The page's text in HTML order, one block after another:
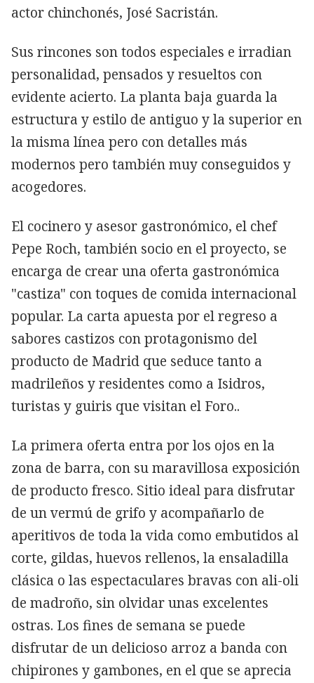
actor chinchonés, José Sacristán.
Sus rincones son todos especiales e irradian
personalidad, pensados y resueltos con
evidente acierto. La planta baja guarda la
estructura y estilo de antiguo y la superior en
la misma línea pero con detalles más
modernos pero también muy conseguidos y
acogedores.
El cocinero y asesor gastronómico, el chef
Pepe Roch, también socio en el proyecto, se
encarga de crear una oferta gastronómica
"castiza" con toques de comida internacional
popular. La carta apuesta por el regreso a
sabores castizos con protagonismo del
producto de Madrid que seduce tanto a
madrileños y residentes como a Isidros,
turistas y guiris que visitan el Foro..
La primera oferta entra por los ojos en la
zona de barra, con su maravillosa exposición
de producto fresco. Sitio ideal para disfrutar
de un vermú de grifo y acompañarlo de
aperitivos de toda la vida como embutidos al
corte, gildas, huevos rellenos, la ensaladilla
clásica o las espectaculares bravas con ali-oli
de madroño, sin olvidar unas excelentes
ostras. Los fines de semana se puede
disfrutar de un delicioso arroz a banda con
chipirones y gambones, en el que se aprecia